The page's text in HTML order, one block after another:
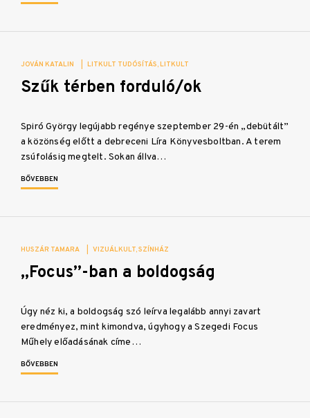
JOVÁN KATALIN LITKULT TUDÓSÍTÁS LITKULT
Szűk térben forduló/ok
Spiró György legújabb regénye szeptember 29-én „debütált”
a közönség előtt a debreceni Líra Könyvesboltban. A terem
zsúfolásig megtelt. Sokan állva…
BŐVEBBEN
HUSZÁR TAMARA VIZUÁLKULT SZÍNHÁZ
„Focus”-ban a boldogság
Úgy néz ki, a boldogság szó leírva legalább annyi zavart
eredményez, mint kimondva, úgyhogy a Szegedi Focus
Műhely előadásának címe…
BŐVEBBEN